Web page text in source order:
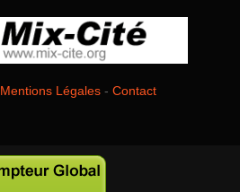
Mentions Légales- Contact